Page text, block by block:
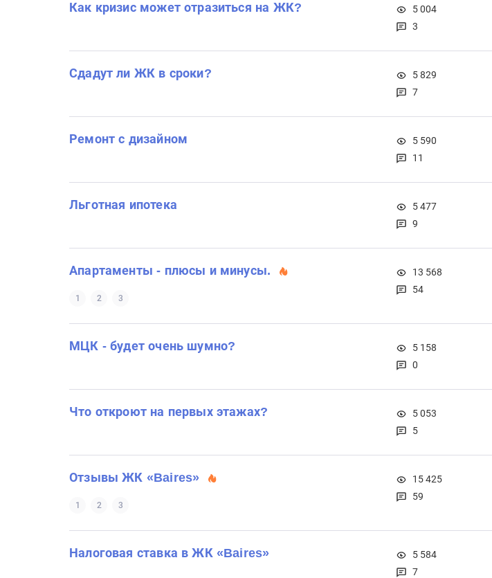
Как кризис может отразиться на ЖК?
5 004
3
Сдадут ли ЖК в сроки?
5 829
7
Ремонт с дизайном
5 590
11
Льготная ипотека
5 477
9
Апартаменты - плюсы и минусы.
1 2 3
13 568
54
МЦК - будет очень шумно?
5 158
0
Что откроют на первых этажах?
5 053
5
Отзывы ЖК «Baires»
1 2 3
15 425
59
Налоговая ставка в ЖК «Baires»
5 584
7